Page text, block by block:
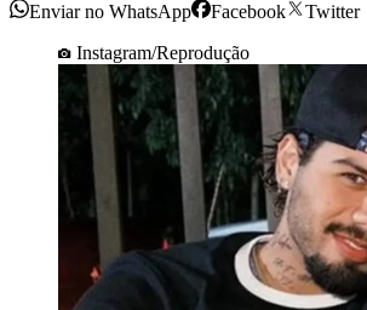
Enviar no WhatsApp Facebook
Twitter
Instagram/Reprodução